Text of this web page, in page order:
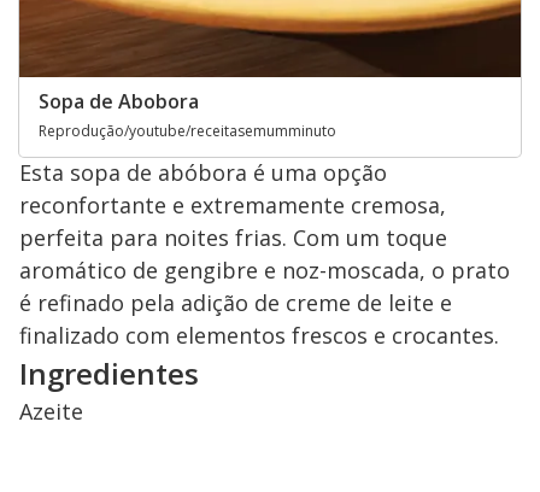
Sopa de Abobora
Reprodução/youtube/receitasemumminuto
Esta sopa de abóbora é uma opção
reconfortante e extremamente cremosa,
perfeita para noites frias. Com um toque
aromático de gengibre e noz-moscada, o prato
é refinado pela adição de creme de leite e
finalizado com elementos frescos e crocantes.
Ingredientes
Azeite